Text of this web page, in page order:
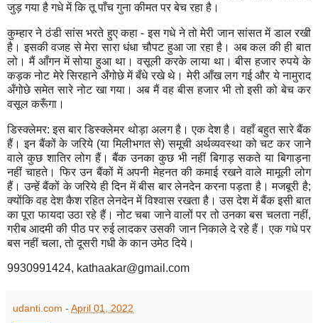
जुड़ गया है गधे में कि तू पाँच गुना कीमत पर बेच रहा है।
कुम्हार ने ठंडी सांस भरते हुए कहा - इस गधे ने तो मेरी जान सांसत में डाल रखी
है। इसकी वजह से मेरा सारा धंधा चौपट हुआ जा रहा है। अब कल की ही बात
लो। मैं आँगन में सोया हुआ था। वसूली करके लाया था। बीस हजार रुपये के
कड़क नोट मेरे सिरहाने अँगोछे में बँधे रखे थे। मेरी आँख लग गई और ये नामुराद
अँगोछे समेत सारे नोट खा गया। अब मैं वह बीस हजार भी तो इसी को बेच कर
वसूल करूँगा।
डिस्‍क्‍लेमर: इस बार डिस्‍क्‍लेमर थोड़ा अलग है। एक देश है। वहाँ बहुत सारे बैंक
हैं। इन बैंकों के जरिये (या मिलीभगत से) समूची अर्थव्यवस्था को चट कर जाने
वाले कुछ शातिर लोग हैं। बैंक उनका कुछ भी नहीं बिगाड़ सकते या बिगाड़ना
नहीं चाहते। फिर उन बैंकों में अपनी मेहनत की कमाई रखने वाले मामूली लोग
हैं। उन्हें बैंकों के जरिये ही दिन में बीस बार लेनदेन करना पड़ता है। मजबूरी है;
क्योंकि वह देश कैश रहित लेनदेन में विश्वास रखता है। उस देश में बैंक इसी बात
का पूरा फायदा उठा रहे हैं। नोट चबा जाने वालों पर तो उनका बस चलता नहीं,
गरीब आदमी की पीठ पर रुई लादकर उसकी जान निकाले दे रहे हैं। एक गधे पर
बस नहीं चला,तो दूसरी गधी के कान उमेठ दिये।
9930991424, kathaakar@gmail.com
udanti.com - April 01, 2022